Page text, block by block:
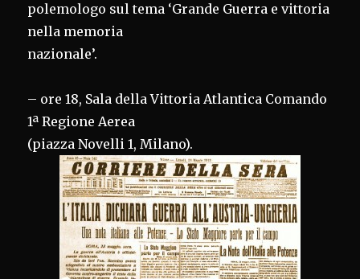
polemologo sul tema ‘Grande Guerra e vittoria
nella memoria
nazionale’.
– ore 18, Sala della Vittoria Atlantica Comando
1ª Regione Aerea
(piazza Novelli 1, Milano).